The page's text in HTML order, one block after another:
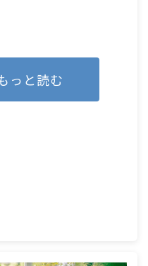
っと読む